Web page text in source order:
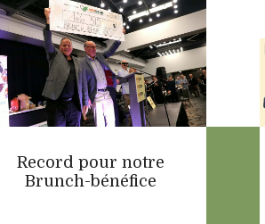
Record pour notre
Brunch-bénéfice